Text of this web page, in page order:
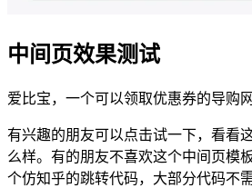
中间页效果测试
爱比宝，一个可以领取优惠券的导购网
有兴趣的朋友可以点击试一下，看看
么样。有的朋友不喜欢这个中间页模
个仿知乎的跳转代码，大部分代码不